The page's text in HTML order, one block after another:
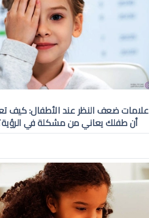
علامات ضعف النظر عند الأطفال: كيف
أن طفلك يعاني من مشكلة في